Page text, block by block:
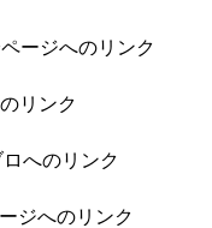
ージへのリンク
リンク
へのリンク
ジへのリンク